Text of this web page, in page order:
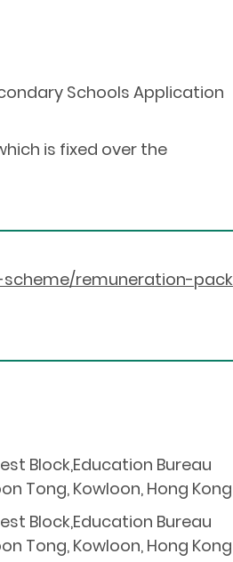
Schools Application
is fixed over the
remuneration-pack
Block,Education Bureau
Tong, Kowloon, Hong Kong
Block,Education Bureau
Tong, Kowloon, Hong Kong